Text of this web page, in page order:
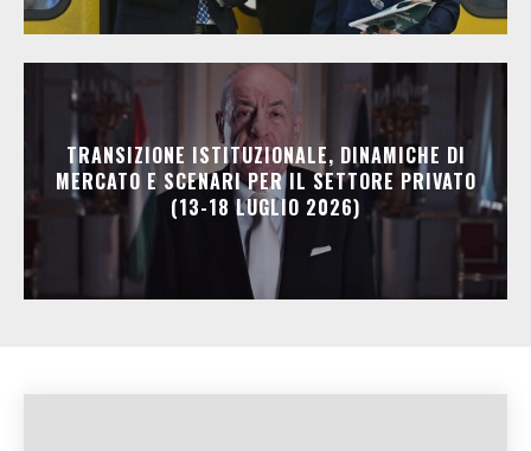
TRANSIZIONE ISTITUZIONALE, DINAMICHE DI
MERCATO E SCENARI PER IL SETTORE PRIVATO
(13-18 LUGLIO 2026)